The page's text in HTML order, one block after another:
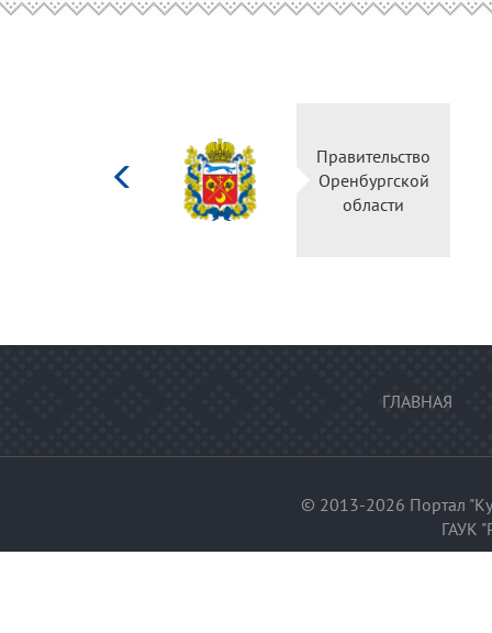
Правительство
Оренбургской
области
ГЛАВНАЯ
© 2013-2026 Портал
ГАУК